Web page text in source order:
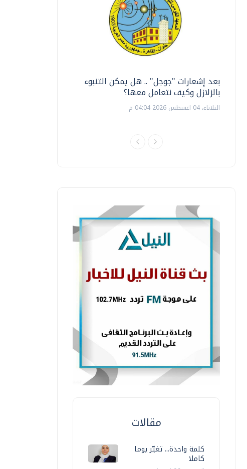
بعد إشعارات "جوجل" .. هل يمكن التنبوء
بالزلازل وكيف نتعامل معها؟
الثلاثاء، 04 اغسطس 2026 04:04 م
مقالات
كلمة واحدة... تغيّر يوما
كاملا